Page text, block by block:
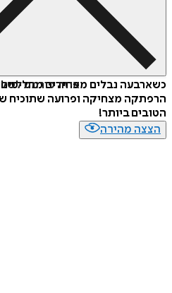
איזה פורמט
כשארבעה נבלים מפחידים מחליטים
הרפתקה מצחיקה ופרועה שתוכיח
הטובים ביותר!
הצצה מהירה